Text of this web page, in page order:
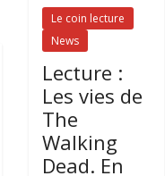
Le coin lecture
News
Lecture :
Les vies de
The
Walking
Dead. En